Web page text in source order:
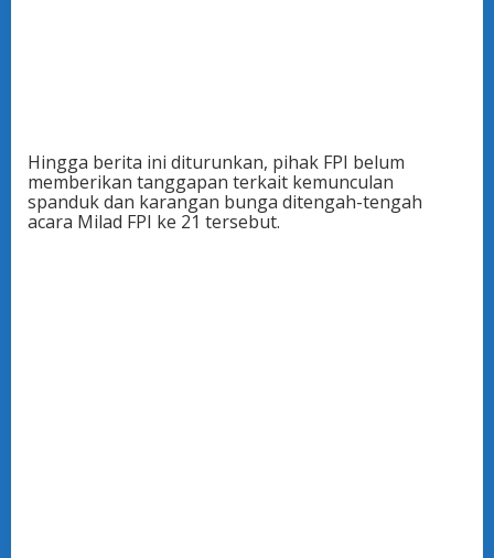
Hingga berita ini diturunkan, pihak FPI belum
memberikan tanggapan terkait kemunculan
spanduk dan karangan bunga ditengah-tengah
acara Milad FPI ke 21 tersebut.